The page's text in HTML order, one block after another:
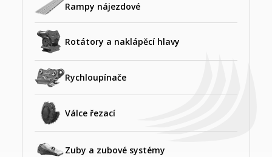
Rampy nájezdové
Rotátory a naklápěcí hlavy
Rychloupínače
Válce řezací
Zuby a zubové systémy